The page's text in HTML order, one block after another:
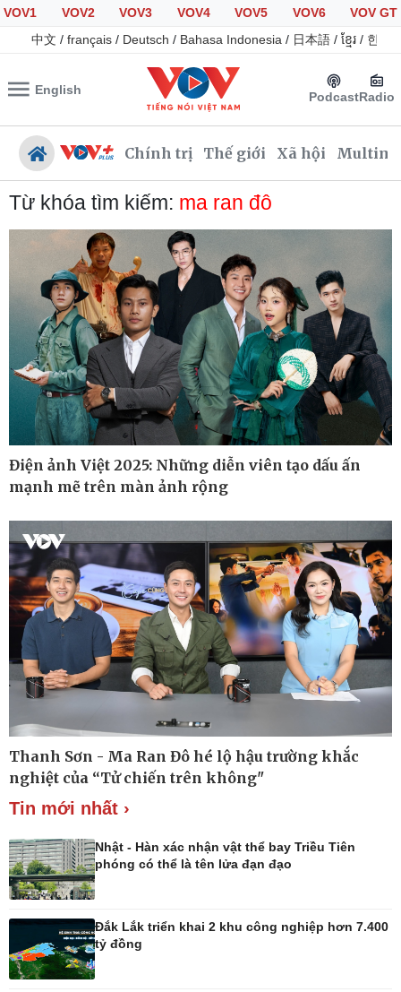
VOV1 VOV2 VOV3 VOV4 VOV5 VOV6
VOV GT
中文 / français / Deutsch / Bahasa Indonesia / 日本語 / ខ្មែរ / 한국
English PodcastRadio
Chính trị Thế giới Xã hội
Đảng
Tổ chức nhân sự
Quốc hội
Nhận diện sự thật
Xã hội
Tin 24h
Giáo dục
Dự báo thời tiết
Dấu ấn VOV
Việc làm
Biển đảo
Cuộc sống đó đây
Hồ sơ
Video
E-Magazine
Infographic
Bất động sản
Khởi nghiệp
Giá vàng
Tiêu dùng
Tỷ giá
Pháp luật
Vụ án
Tin nóng
Từ khóa tìm kiếm: ma ran đô
Điện ảnh Việt 2025: Những diễn viên tạo dấu ấn
mạnh mẽ trên màn ảnh rộng
Thanh Sơn - Ma Ran Đô hé lộ hậu trường khắc
nghiệt của “Tử chiến trên không"
Tin mới nhất ›
Nhật - Hàn xác nhận vật thể bay Triều Tiên
phóng có thể là tên lửa đạn đạo
Đắk Lắk triển khai 2 khu công nghiệp hơn 7.400
tỷ đồng